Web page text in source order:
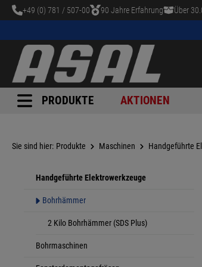
springen
+49 (0) 781 / 507-00 90 Jahre Erfahrung Über
PRODUKTE AKTIONEN
Sie sind hier: Produkte Maschinen Handgeführte
Handgeführte Elektrowerkzeuge
Bohrhämmer
2 Kilo Bohrhämmer (SDS Plus)
Bohrmaschinen